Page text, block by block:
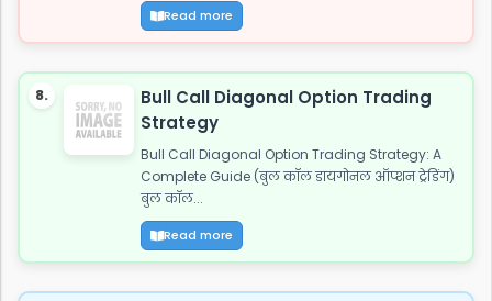
Read more
8.
Bull Call Diagonal Option Trading
Strategy
Bull Call Diagonal Option Trading Strategy: A
Complete Guide (बुल कॉल डायगोनल ऑप्शन ट्रेडिंग)
बुल कॉल...
Read more